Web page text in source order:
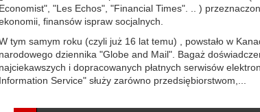
Economist", "Les Echos", "Financial Times". .. )
finansów ispraw socjalnych.
tym samym roku (czyli już 16 lat temu) , powstało w
narodowego dziennika "Globe and Mail". Bagaż
najciekawszych i dopracowanych płatnych serwisów
Information Service" służy zarówno przedsiębiorstwom,...